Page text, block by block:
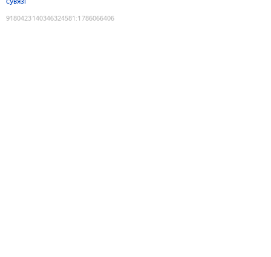
9180423140346324581 :1786066406